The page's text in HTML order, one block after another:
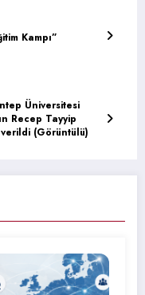
Kampı”
Üniversitesi
(Görüntülü)